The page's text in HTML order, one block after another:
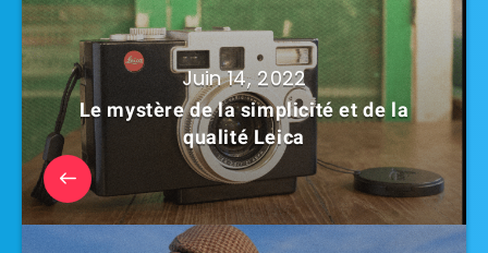
Juin 14, 2022
Le mystère de la simplicité et de la
qualité Leica